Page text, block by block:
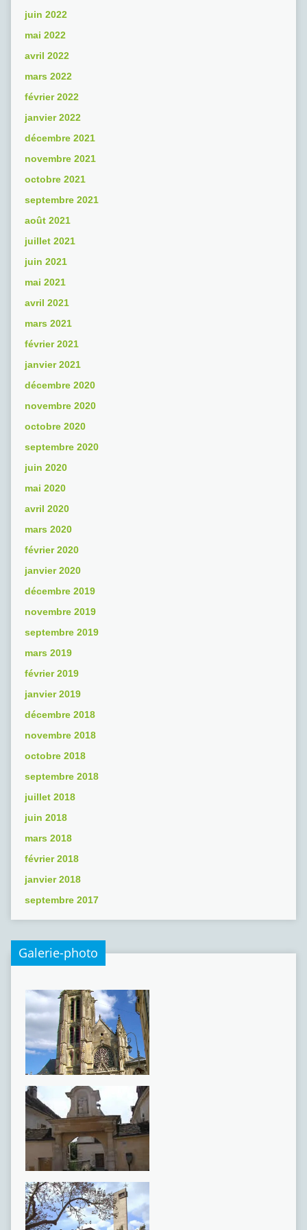
juin 2022
mai 2022
avril 2022
mars 2022
février 2022
janvier 2022
décembre 2021
novembre 2021
octobre 2021
septembre 2021
août 2021
juillet 2021
juin 2021
mai 2021
avril 2021
mars 2021
février 2021
janvier 2021
décembre 2020
novembre 2020
octobre 2020
septembre 2020
juin 2020
mai 2020
avril 2020
mars 2020
février 2020
janvier 2020
décembre 2019
novembre 2019
septembre 2019
mars 2019
février 2019
janvier 2019
décembre 2018
novembre 2018
octobre 2018
septembre 2018
juillet 2018
juin 2018
mars 2018
février 2018
janvier 2018
septembre 2017
Galerie-photo